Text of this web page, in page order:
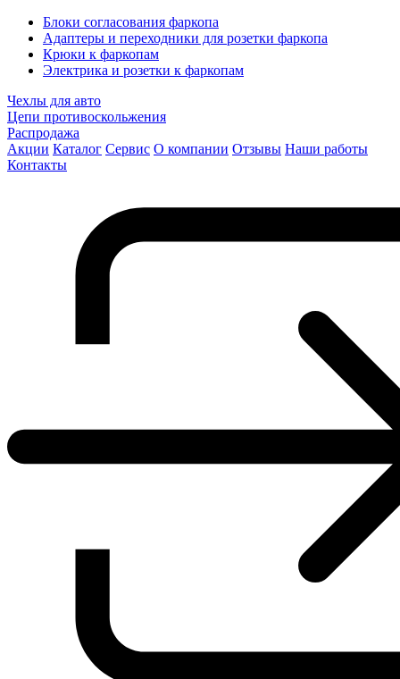
Блоки согласования фаркопа
Адаптеры и переходники для розетки фаркопа
Крюки к фаркопам
Электрика и розетки к фаркопам
Чехлы для авто
Цепи противоскольжения
Распродажа
Акции Каталог Сервис О компании Отзывы Наши работы
Контакты